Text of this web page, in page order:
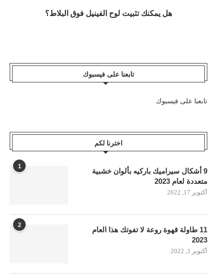
هل يمكنك تثبيت لوح الفينيل فوق البلاط؟
تابعنا على فيسبوك
تابعنا على فيسبوك
اخترنا لكم
1
9 أشكال سيراميك باركيه بألوان خشبية
متعددة لعام 2023
أكتوبر 17, 2022
2
11 طاولة قهوة روعة لا تفوتك هذا العام
2023
أكتوبر 3, 2022